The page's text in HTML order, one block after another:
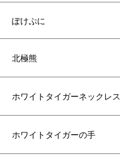
ぽけぷに
北極熊
ホワイトタイガーネックレス
ホワイトタイガーの手